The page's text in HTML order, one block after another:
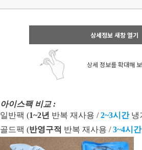
상세정보 새창 열기
상세 정보를 확대해
아이스팩 비교 :
일반팩 (1~2년 반복 재사용 /2~3시간냉
골드팩 (반영구적 반복 재사용 /3~4시간